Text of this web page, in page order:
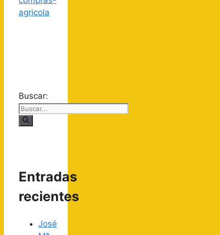
Buscar:
Entradas
recientes
José